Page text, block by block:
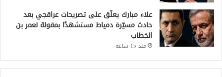
علاء مبارك يعلّق على تصريحات عراقجي بعد
حادث مسيّرة دمياط مستشهدًا بمقولة لعمر بن
الخطاب
منذ 15 ساعة